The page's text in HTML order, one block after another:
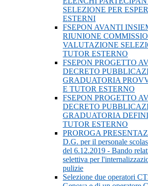
SELEZIONE PER
ESTERNI
FSEPON AVANTI
RIUNIONE
VALUTAZIONE
TUTOR ESTERNO
FSEPON PROGETTO
DECRETO
GRADUATORIA
E TUTOR ESTERNO
FSEPON PROGETTO
DECRETO
GRADUATORIA
TUTOR ESTERNO
PROROGA
D.G. per il personale
del 6.12.2019 - Bando
selettiva per
pulizie
Selezione due operatori